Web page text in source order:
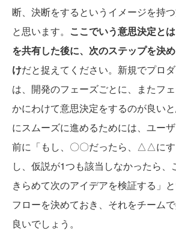
断、決断をするというイメージを持
と思います。 ここでいう意思決定と
を共有した後に、次のステップを決
けだと捉えてください。新規でプロ
は、開発のフェーズごとに、またフ
かにわけて意思決定をするのが良い
にスムーズに進めるためには、ユー
前に「もし、〇〇だったら、△△にす
し、仮説が1つも該当しなかったら、
きらめて次のアイデアを検証する」
フローを決めておき、それをチーム
良いでしょう。